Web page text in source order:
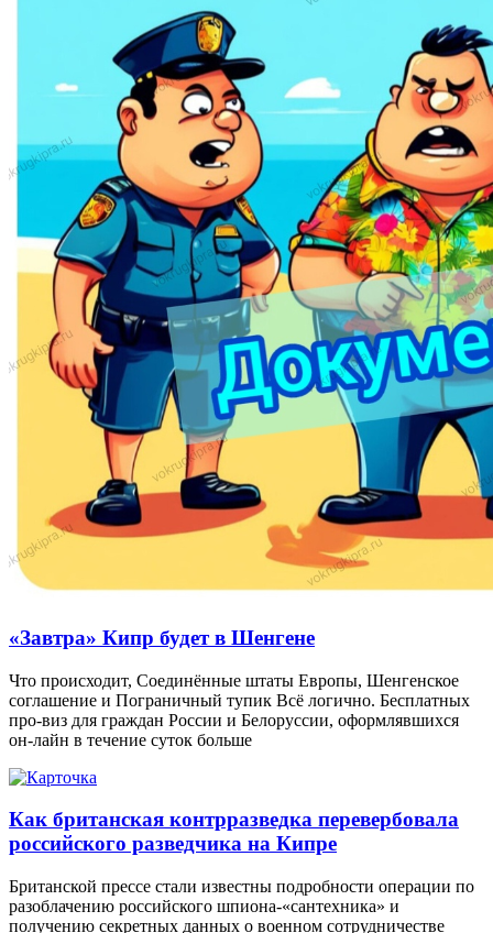
«Завтра» Кипр будет в Шенгене
Что происходит, Соединённые штаты Европы, Шенгенское
соглашение и Пограничный тупик Всё логично. Бесплатных
про-виз для граждан России и Белоруссии, оформлявшихся
он-лайн в течение суток больше
Как британская контрразведка перевербовала
российского разведчика на Кипре
Британской прессе стали известны подробности операции по
разоблачению российского шпиона-«сантехника» и
получению секретных данных о военном сотрудничестве